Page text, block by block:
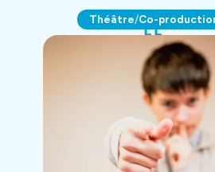
Théâtre/Co-